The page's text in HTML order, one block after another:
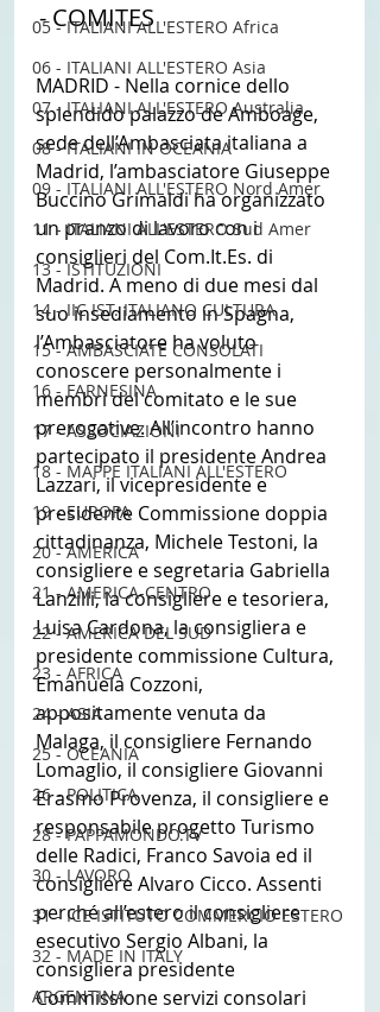
05 - ITALIANI ALL'ESTERO Africa
06 - ITALIANI ALL'ESTERO Asia
07 - ITALIANI ALL'ESTERO Australia
08 - ITALIANI IN OCEANIA
09 - ITALIANI ALL'ESTERO Nord Amer
11 - ITALIANI ALL'ESTERO Sud Amer
13 - ISTITUZIONI
14 - IIC IST. ITALIANO CULTURA
15 - AMBASCIATE CONSOLATI
16 - FARNESINA
17 - ASSOCIAZIONI
18 - MAPPE ITALIANI ALL'ESTERO
19 - EUROPA
20 - AMERICA
21 - AMERICA-CENTRO
22 - AMERICA DEL SUD
23 - AFRICA
24 - ASIA
25 - OCEANIA
26 - POLITICA
28 - PAPPAMONDO.TV
30 - LAVORO
31 - ICE ISTITUTO COMMERCIO ESTERO
32 - MADE IN ITALY
ARGENTINA
- COMITES
MADRID - Nella cornice dello
splendido palazzo de Amboage,
sede dell’Ambasciata italiana a
Madrid, l’ambasciatore Giuseppe
Buccino Grimaldi ha organizzato
un pranzo di lavoro con i
consiglieri del Com.It.Es. di
Madrid. A meno di due mesi dal
suo insediamento in Spagna,
l’Ambasciatore ha voluto
conoscere personalmente i
membri del comitato e le sue
prerogative. All’incontro hanno
partecipato il presidente Andrea
Lazzari, il vicepresidente e
presidente Commissione doppia
cittadinanza, Michele Testoni, la
consigliere e segretaria Gabriella
Lanzilli, la consigliere e tesoriera,
Luisa Cardona, la consigliera e
presidente commissione Cultura,
Emanuela Cozzoni,
appositamente venuta da
Malaga, il consigliere Fernando
Lomaglio, il consigliere Giovanni
Erasmo Provenza, il consigliere e
responsabile progetto Turismo
delle Radici, Franco Savoia ed il
consigliere Alvaro Cicco. Assenti
perché all’estero il consigliere
esecutivo Sergio Albani, la
consigliera presidente
Commissione servizi consolari